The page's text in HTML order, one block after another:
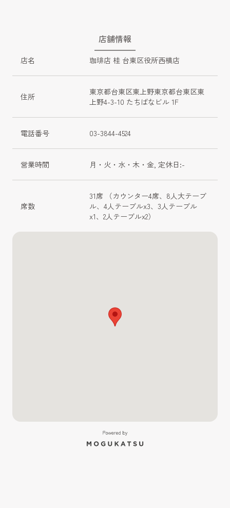
店舗情報
店名 珈琲店 桂 台東区役所西横店
住所
東京都台東区東上野東京都台東区東
上野4-3-10 たちばなビル 1F
電話番号 03-3844-4524
営業時間 月・火・水・木・金, 定休日:-
席数
31席 （カウンター4席、8人大テーブ
ル、4人テーブルx3、3人テーブル
x1、2人テーブルx2）